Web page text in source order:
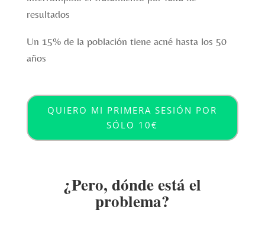
resultados
Un 15% de la población tiene acné hasta los 50
años
QUIERO MI PRIMERA SESIÓN POR
SÓLO 10€
¿Pero, dónde está el
problema?